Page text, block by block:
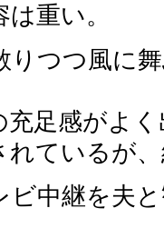
重い。
りつつ風
充足感がよ
れているが
ビ中継を夫